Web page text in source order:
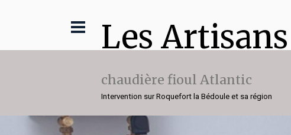
Les Artisans
chaudière fioul Atlantic
Intervention sur Roquefort la Bédoule et sa région